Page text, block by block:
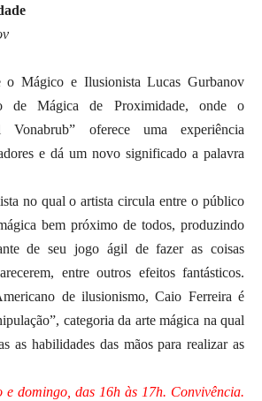
Mágico e Ilusionista Lucas Gurbanov
de Mágica de Proximidade, onde o
Vonabrub” oferece uma experiência
e dá um novo significado a palavra
no qual o artista circula entre o público
bem próximo de todos, produzindo
de seu jogo ágil de fazer as coisas
entre outros efeitos fantásticos.
de ilusionismo, Caio Ferreira é
categoria da arte mágica na qual
as habilidades das mãos para realizar as
e domingo, das 16h às 17h. Convivência.